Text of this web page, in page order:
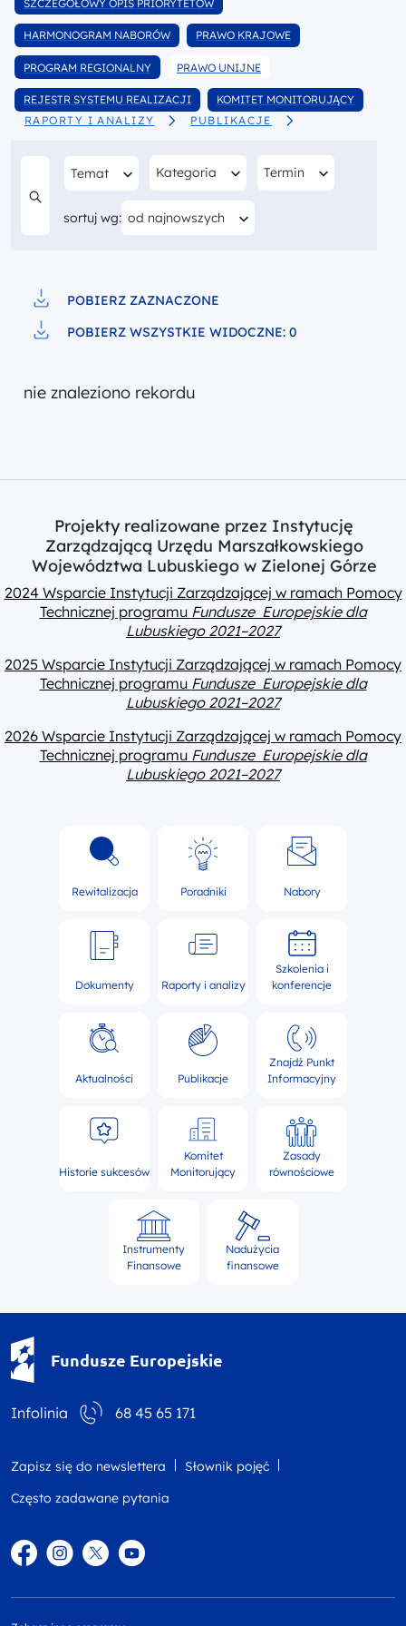
SZCZEGÓŁOWY OPIS PRIORYTETÓW
wśród dokumentów
Wyfiltruj
HARMONOGRAM NABORÓW
wśród dokumentów
Wyfiltruj
PRAWO KRAJOWE
Wyfiltruj
PROGRAM REGIONALNY
wśród dokumentów
Wyfiltruj
PRAWO UNIJNE
wśród dokumentów
Wyfiltruj
REJESTR SYSTEMU REALIZACJI
wśród dokumentów
Wyfiltruj
KOMITET MONITORUJĄCY
wśród dokumentów
RAPORTY I ANALIZY PUBLIKACJE
Szukaj w treści
Filtruj według
Temat Filtruj według
Kategoria Filtruj według
Termin
sortuj wg: Aktualnie sortujesz według
od najnowszych
Pobierz do pliku
POBIERZ ZAZNACZONE
POBIERZ WSZYSTKIE WIDOCZNE: 0
nie znaleziono rekordu
Projekty realizowane przez Instytucję
Zarządzającą Urzędu Marszałkowskiego
Województwa Lubuskiego w Zielonej Górze
2024 Wsparcie Instytucji Zarządzającej w ramach Pomocy
Technicznej programu Fundusze Europejskie dla
Lubuskiego 2021–2027
2025 Wsparcie Instytucji Zarządzającej w ramach Pomocy
Technicznej programu Fundusze Europejskie dla
Lubuskiego 2021–2027
2026 Wsparcie Instytucji Zarządzającej w ramach Pomocy
Technicznej programu Fundusze Europejskie dla
Lubuskiego 2021–2027
Rewitalizacja Poradniki Nabory
Dokumenty Raporty i analizy
Szkolenia i
konferencje
Aktualności Publikacje
Znajdź Punkt
Informacyjny
Historie sukcesów
Komitet
Monitorujący
Zasady
równościowe
Instrumenty
Finansowe
Nadużycia
finansowe
Fundusze Europejskie
Infolinia 68 45 65 171
Zapisz się do newslettera
Słownik pojęć
Często zadawane pytania
FacebookInstagram
TwitterYouTube